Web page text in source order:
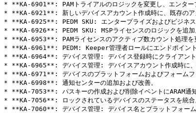
* **KA-6901**: PAMトライアルのロジックを変更し、エンタープ
* **KA-6921**: 新しいデバイスアカウント作成時に、既存のア
* **KA-6925**: PEDM SKU: エンタープライズおよびビジネス
* **KA-6926**: PEDM SKU: MSPライセンスのロジックを追加
* **KA-6953**: PAMライセンスのアクティブ数カウント処理を
* **KA-6961**: PEDM: Keeper管理者ロールにエンドポイント
* **KA-6964**: デバイス管理: デバイス登録時にクライアント
* **KA-6965**: デバイス管理: デバイスアカウント作成時に、
* **KA-6971**: デバイスのプラットフォームおよびフォームフ
* **KA-6998**: 通知センターの追加および改善。
* **KA-7053**: パスキーの作成および削除イベントにARAM通知
* **KA-7056**: ロックされているデバイスのステータスを統合
* **KA-7060**: デバイス管理: デバイス名とプラットフォーム